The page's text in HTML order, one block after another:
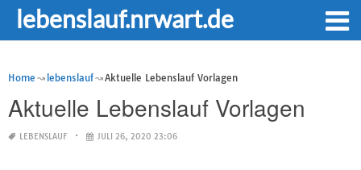
lebenslauf.nrwart.de
Home lebenslauf Aktuelle Lebenslauf Vorlagen
Aktuelle Lebenslauf Vorlagen
LEBENSLAUF JULI 26, 2020 23:06